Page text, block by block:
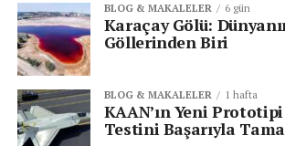
BLOG & MAKALELER 6 gün
Karaçay Gölü:
Göllerinden Biri
BLOG & MAKALELER 1 hafta
KAAN’ın Yeni
Testini Başarıyla